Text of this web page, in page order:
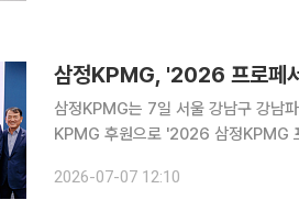
삼정KPMG, '2026 프로페서
삼정KPMG는 7일 서울 강남구 강남
KPMG 후원으로 '2026 삼정KPMG
통해 국내 회계산업 발전과 학술 연구
2026-07-07 12:10